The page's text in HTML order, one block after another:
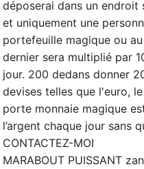
déposerai dans un
et uniquement une
portefeuille magique ou
dernier sera multiplié par
jour. 200 dedans donner
devises telles que l'euro,
porte monnaie magique
l’argent chaque jour sans
CONTACTEZ-MOI
MARABOUT PUISSANT